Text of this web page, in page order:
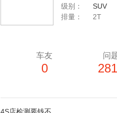
级别：
SUV
排量：
2T
车友
0
问